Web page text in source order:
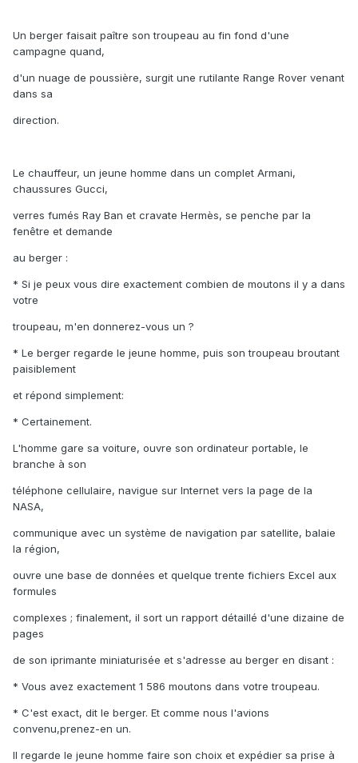
Un berger faisait paître son troupeau au fin fond d'une
campagne quand,
d'un nuage de poussière, surgit une rutilante Range Rover venant
dans sa
direction.
Le chauffeur, un jeune homme dans un complet Armani,
chaussures Gucci,
verres fumés Ray Ban et cravate Hermès, se penche par la
fenêtre et demande
au berger :
* Si je peux vous dire exactement combien de moutons il y a dans
votre
troupeau, m'en donnerez-vous un ?
* Le berger regarde le jeune homme, puis son troupeau broutant
paisiblement
et répond simplement:
* Certainement.
L'homme gare sa voiture, ouvre son ordinateur portable, le
branche à son
téléphone cellulaire, navigue sur Internet vers la page de la
NASA,
communique avec un système de navigation par satellite, balaie
la région,
ouvre une base de données et quelque trente fichiers Excel aux
formules
complexes ; finalement, il sort un rapport détaillé d'une dizaine de
pages
de son iprimante miniaturisée et s'adresse au berger en disant :
* Vous avez exactement 1 586 moutons dans votre troupeau.
* C'est exact, dit le berger. Et comme nous l'avions
convenu,prenez-en un.
Il regarde le jeune homme faire son choix et expédier sa prise à